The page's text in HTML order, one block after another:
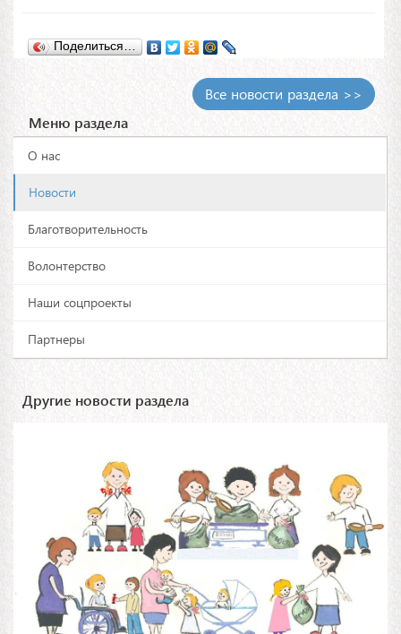
Поделиться…
Все новости раздела >>
Меню раздела
О нас
Новости
Благотворительность
Волонтерство
Наши соцпроекты
Партнеры
Другие новости раздела